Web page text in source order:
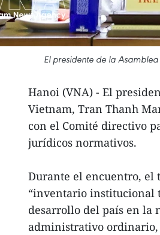
El presidente de la
Hanoi (VNA) - El
Vietnam, Tran Thanh
con el Comité directivo
jurídicos normativos.
Durante el encuentro, el
“inventario institucional
desarrollo del país en la
administrativo